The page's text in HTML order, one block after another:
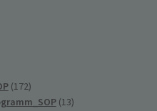
172172
Produkte1313